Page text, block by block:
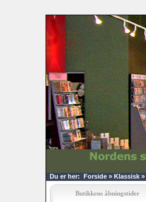
Du er her: Forside » Klassisk »
Butikkens åbningstider